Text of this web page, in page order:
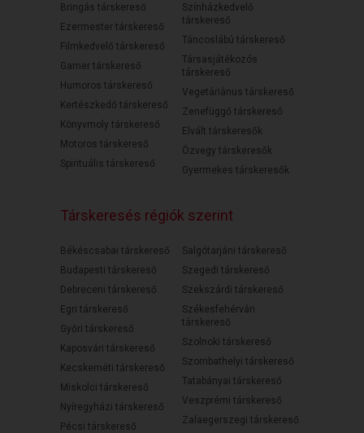
Bringás társkereső
Ezermester társkereső
Filmkedvelő társkereső
Gamer társkereső
Humoros társkereső
Kertészkedő társkereső
Könyvmoly társkereső
Motoros társkereső
Spirituális társkereső
Színházkedvelő
társkereső
Táncoslábú társkereső
Társasjátékozós
társkereső
Vegetáriánus társkereső
Zenefüggő társkereső
Elvált társkeresők
Özvegy társkeresők
Gyermekes társkeresők
Társkeresés régiók szerint
Békéscsabai társkereső
Budapesti társkereső
Debreceni társkereső
Egri társkereső
Győri társkereső
Kaposvári társkereső
Kecskeméti társkereső
Miskolci társkereső
Nyíregyházi társkereső
Pécsi társkereső
Salgótarjáni társkereső
Szegedi társkereső
Szekszárdi társkereső
Székesfehérvári
társkereső
Szolnoki társkereső
Szombathelyi társkereső
Tatabányai társkereső
Veszprémi társkereső
Zalaegerszegi társkereső